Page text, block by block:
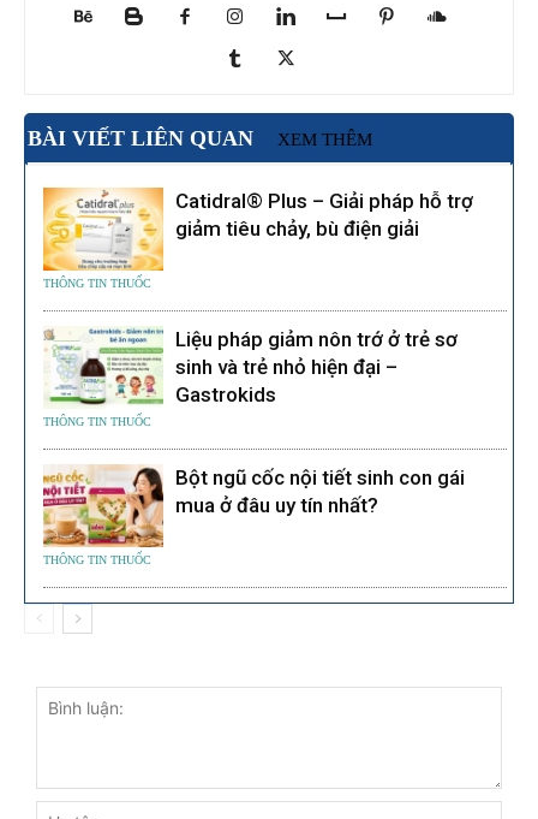
BÀI VIẾT LIÊN QUAN XEM THÊM
THÔNG TIN THUỐC
Catidral® Plus – Giải pháp hỗ trợ
giảm tiêu chảy, bù điện giải
THÔNG TIN THUỐC
Liệu pháp giảm nôn trớ ở trẻ sơ
sinh và trẻ nhỏ hiện đại –
Gastrokids
THÔNG TIN THUỐC
Bột ngũ cốc nội tiết sinh con gái
mua ở đâu uy tín nhất?